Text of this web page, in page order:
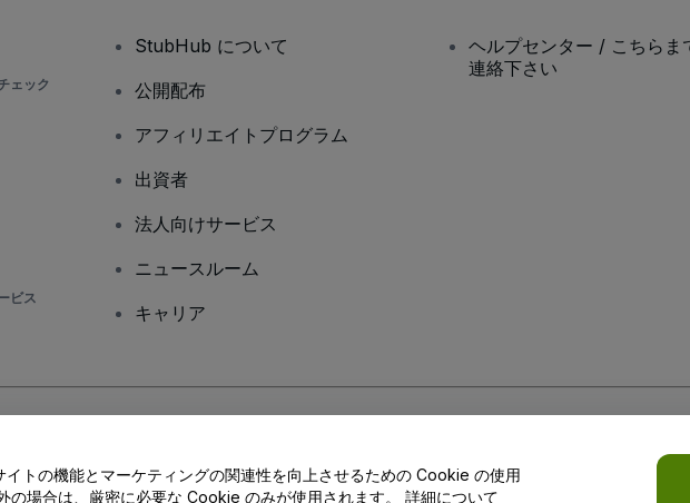
ェック
ビス
StubHub について
公開配布
アフィリエイトプログラム
出資者
法人向けサービス
ニュースルーム
キャリア
ヘルプセンター / こちらま
連絡下さい
シーの選択
イトの機能とマーケティングの関連性を向上させるための Cookie の使用
の場合は、厳密に必要な Cookie のみが使用されます。 詳細について